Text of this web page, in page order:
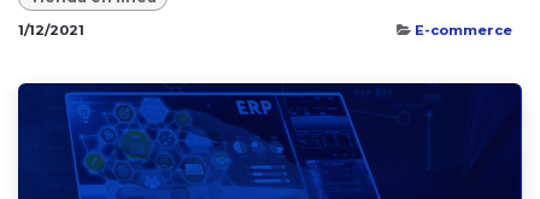
1/12/2021 E-commerce